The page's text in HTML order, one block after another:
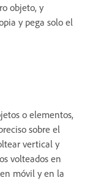
objeto, y
y pega solo el
o elementos,
sobre el
vertical y
volteados en
móvil y en la